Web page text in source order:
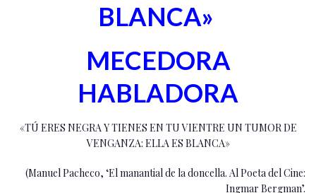
BLANCA»
MECEDORA
HABLADORA
«TÚ ERES NEGRA Y TIENES EN TU VIENTRE UN TUMOR DE
VENGANZA: ELLA ES BLANCA»
(Manuel Pacheco, ‘El manantial de la doncella. Al Poeta del Cine:
Ingmar Bergman’.